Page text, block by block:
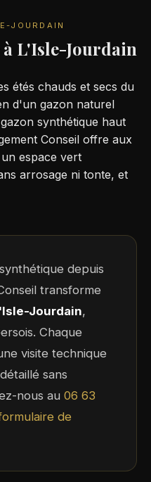
JOURDAIN
L'Isle-Jourdain
étés chauds et secs du
d'un gazon naturel
synthétique haut
Conseil offre aux
espace vert
arrosage ni tonte, et
depuis
transforme
Jourdain,
Chaque
visite technique
sans
nous au 06 63
de